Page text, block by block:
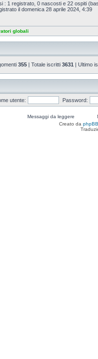
: 1 registrato, 0 nascosti e 22 ospiti
il domenica 28 aprile 2024, 4:39
globali
355 | Totale iscritti 3631 | Ultimo
utente: Password:
Messaggi da leggere
Creato da phpBB